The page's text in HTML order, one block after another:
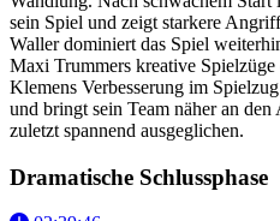
sein Spiel und zeigt starkere
Waller dominiert das Spiel
Maxi Trummers kreative
Klemens Verbesserung im
und bringt sein Team näher an
zuletzt spannend ausgeglichen.
Dramatische Schlussphase